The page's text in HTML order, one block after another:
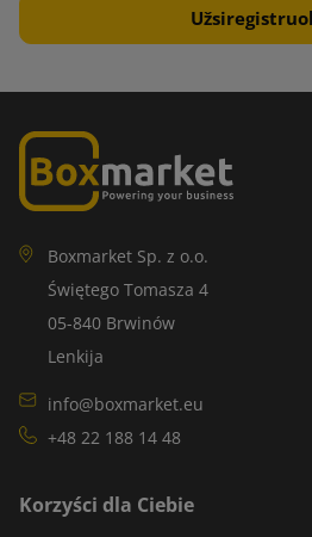
Boxmarket Sp. z o.o.
Świętego Tomasza 4
05-840 Brwinów
Lenkija
info@boxmarket.eu
+48 22 188 14 48
Korzyści dla Ciebie